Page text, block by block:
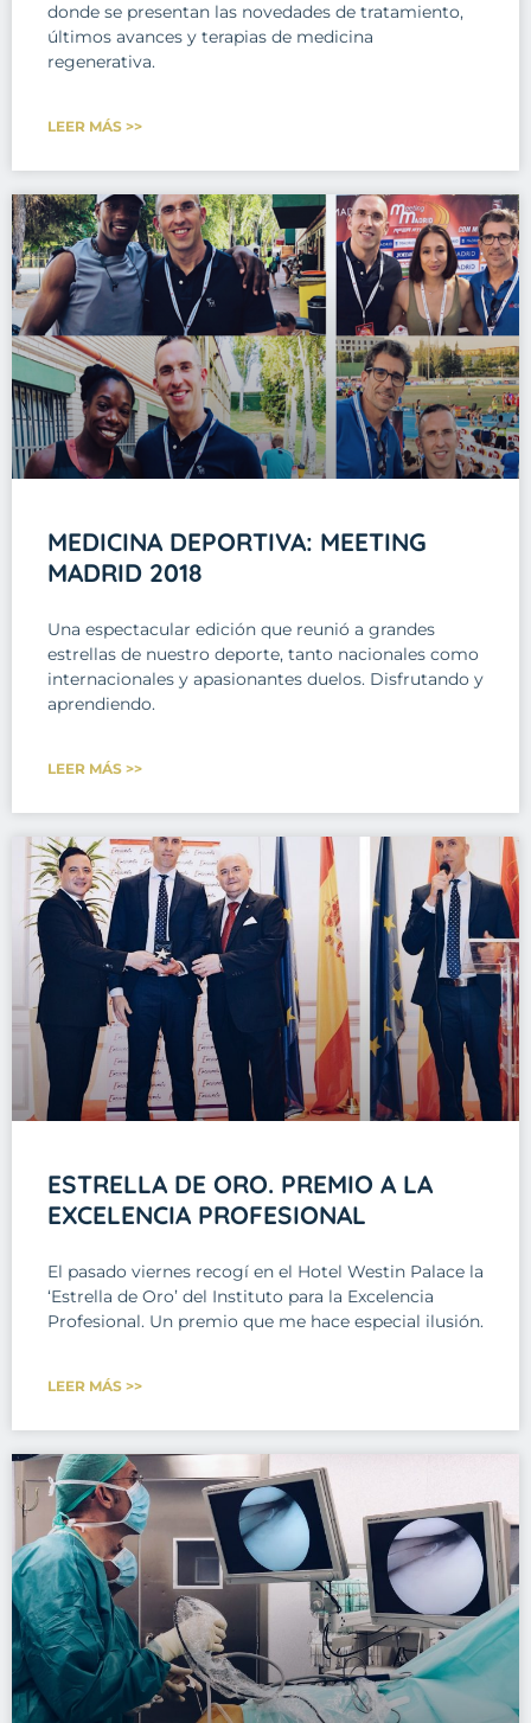
donde se presentan las novedades de tratamiento,
últimos avances y terapias de medicina
regenerativa.
LEER MÁS >>
MEDICINA DEPORTIVA: MEETING
MADRID 2018
Una espectacular edición que reunió a grandes
estrellas de nuestro deporte, tanto nacionales como
internacionales y apasionantes duelos. Disfrutando y
aprendiendo.
LEER MÁS >>
ESTRELLA DE ORO. PREMIO A LA
EXCELENCIA PROFESIONAL
El pasado viernes recogí en el Hotel Westin Palace la
‘Estrella de Oro’ del Instituto para la Excelencia
Profesional. Un premio que me hace especial ilusión.
LEER MÁS >>